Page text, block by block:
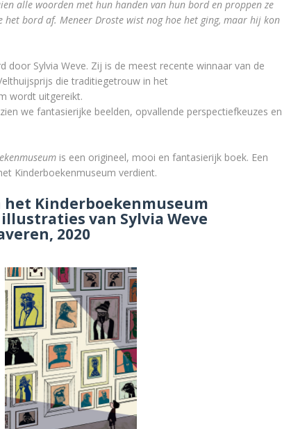
alle woorden met hun handen van hun bord en proppen ze
het bord af. Meneer Droste wist nog hoe het ging, maar hij kon
door Sylvia Weve. Zij is de meest recente winnaar van de
die traditiegetrouw in het
wordt uitgereikt.
we fantasierijke beelden, opvallende perspectiefkeuzes en
is een origineel, mooi en fantasierijk boek. Een
Kinderboekenmuseum verdient.
het Kinderboekenmuseum
van Sylvia Weve
2020